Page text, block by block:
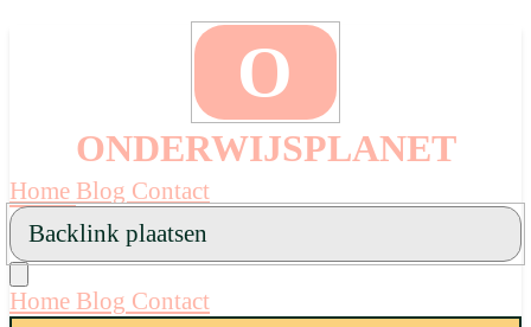
O
ONDERWIJSPLANET
Home Blog Contact
Backlink plaatsen
Home Blog Contact